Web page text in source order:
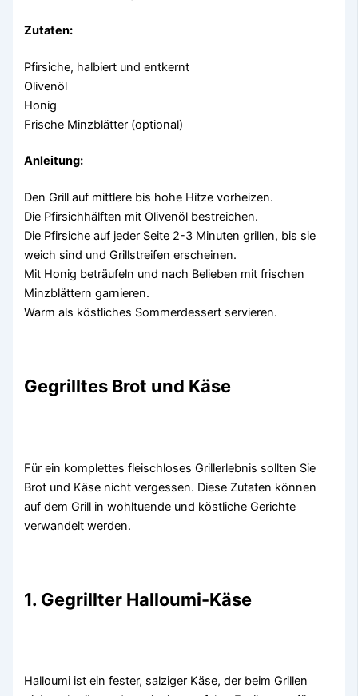
Zutaten:
Pfirsiche, halbiert und entkernt
Olivenöl
Honig
Frische Minzblätter (optional)
Anleitung:
Den Grill auf mittlere bis hohe Hitze vorheizen.
Die Pfirsichhälften mit Olivenöl bestreichen.
Die Pfirsiche auf jeder Seite 2-3 Minuten grillen, bis sie
weich sind und Grillstreifen erscheinen.
Mit Honig beträufeln und nach Belieben mit frischen
Minzblättern garnieren.
Warm als köstliches Sommerdessert servieren.
Gegrilltes Brot und Käse
Für ein komplettes fleischloses Grillerlebnis sollten Sie
Brot und Käse nicht vergessen. Diese Zutaten können
auf dem Grill in wohltuende und köstliche Gerichte
verwandelt werden.
1. Gegrillter Halloumi-Käse
Halloumi ist ein fester, salziger Käse, der beim Grillen